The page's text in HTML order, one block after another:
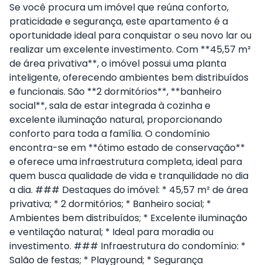
Se você procura um imóvel que reúna conforto,
praticidade e segurança, este apartamento é a
oportunidade ideal para conquistar o seu novo lar ou
realizar um excelente investimento. Com **45,57 m²
de área privativa**, o imóvel possui uma planta
inteligente, oferecendo ambientes bem distribuídos
e funcionais. São **2 dormitórios**, **banheiro
social**, sala de estar integrada à cozinha e
excelente iluminação natural, proporcionando
conforto para toda a família. O condomínio
encontra-se em **ótimo estado de conservação**
e oferece uma infraestrutura completa, ideal para
quem busca qualidade de vida e tranquilidade no dia
a dia. ### Destaques do imóvel: * 45,57 m² de área
privativa; * 2 dormitórios; * Banheiro social; *
Ambientes bem distribuídos; * Excelente iluminação
e ventilação natural; * Ideal para moradia ou
investimento. ### Infraestrutura do condomínio: *
Salão de festas; * Playground; * Segurança